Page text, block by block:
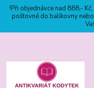
!Při objednávce nad 888,-
poštovné do balíkovny